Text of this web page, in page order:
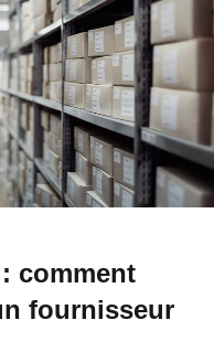
comment
fournisseur